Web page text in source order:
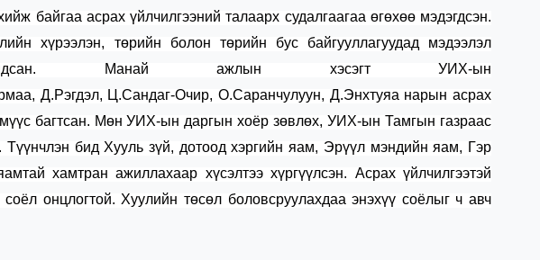
байгаа асрах үйлчилгээний талаарх судалгаагаа өгөхөө мэдэгдсэн.
хүрээлэн, төрийн болон төрийн бус байгууллагуудад мэдээлэл
. Манай ажлын хэсэгт УИХ-ын
, Д.Рэгдэл, Ц.Сандаг-Очир,О.Саранчулуун, Д.Энхтуяа нарын асрах
багтсан. МөнУИХ-ын даргынхоёр зөвлөх, УИХ-ынТамгын газраас
Түүнчлэн бид Хууль зүй, дотоод хэргийн яам, Эрүүл мэндийн яам, Гэр
хамтран ажиллахаар хүсэлтээ хүргүүлсэн. Асрах үйлчилгээтэй
онцлогтой. Хуулийн төсөл боловсруулахдаа энэхүү соёлыг ч авч